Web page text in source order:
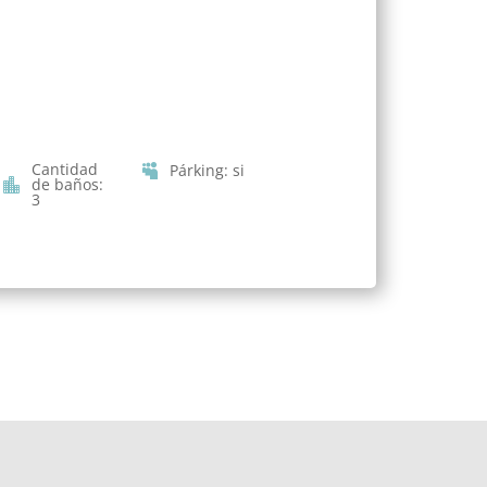
Cantidad
de baños:
3
Párking:si